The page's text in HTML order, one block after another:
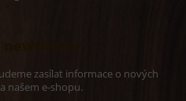
zasílat informace o nových
našem e-shopu.